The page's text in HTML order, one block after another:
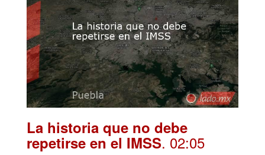
La historia que no debe
repetirse en el IMSS. 02:05